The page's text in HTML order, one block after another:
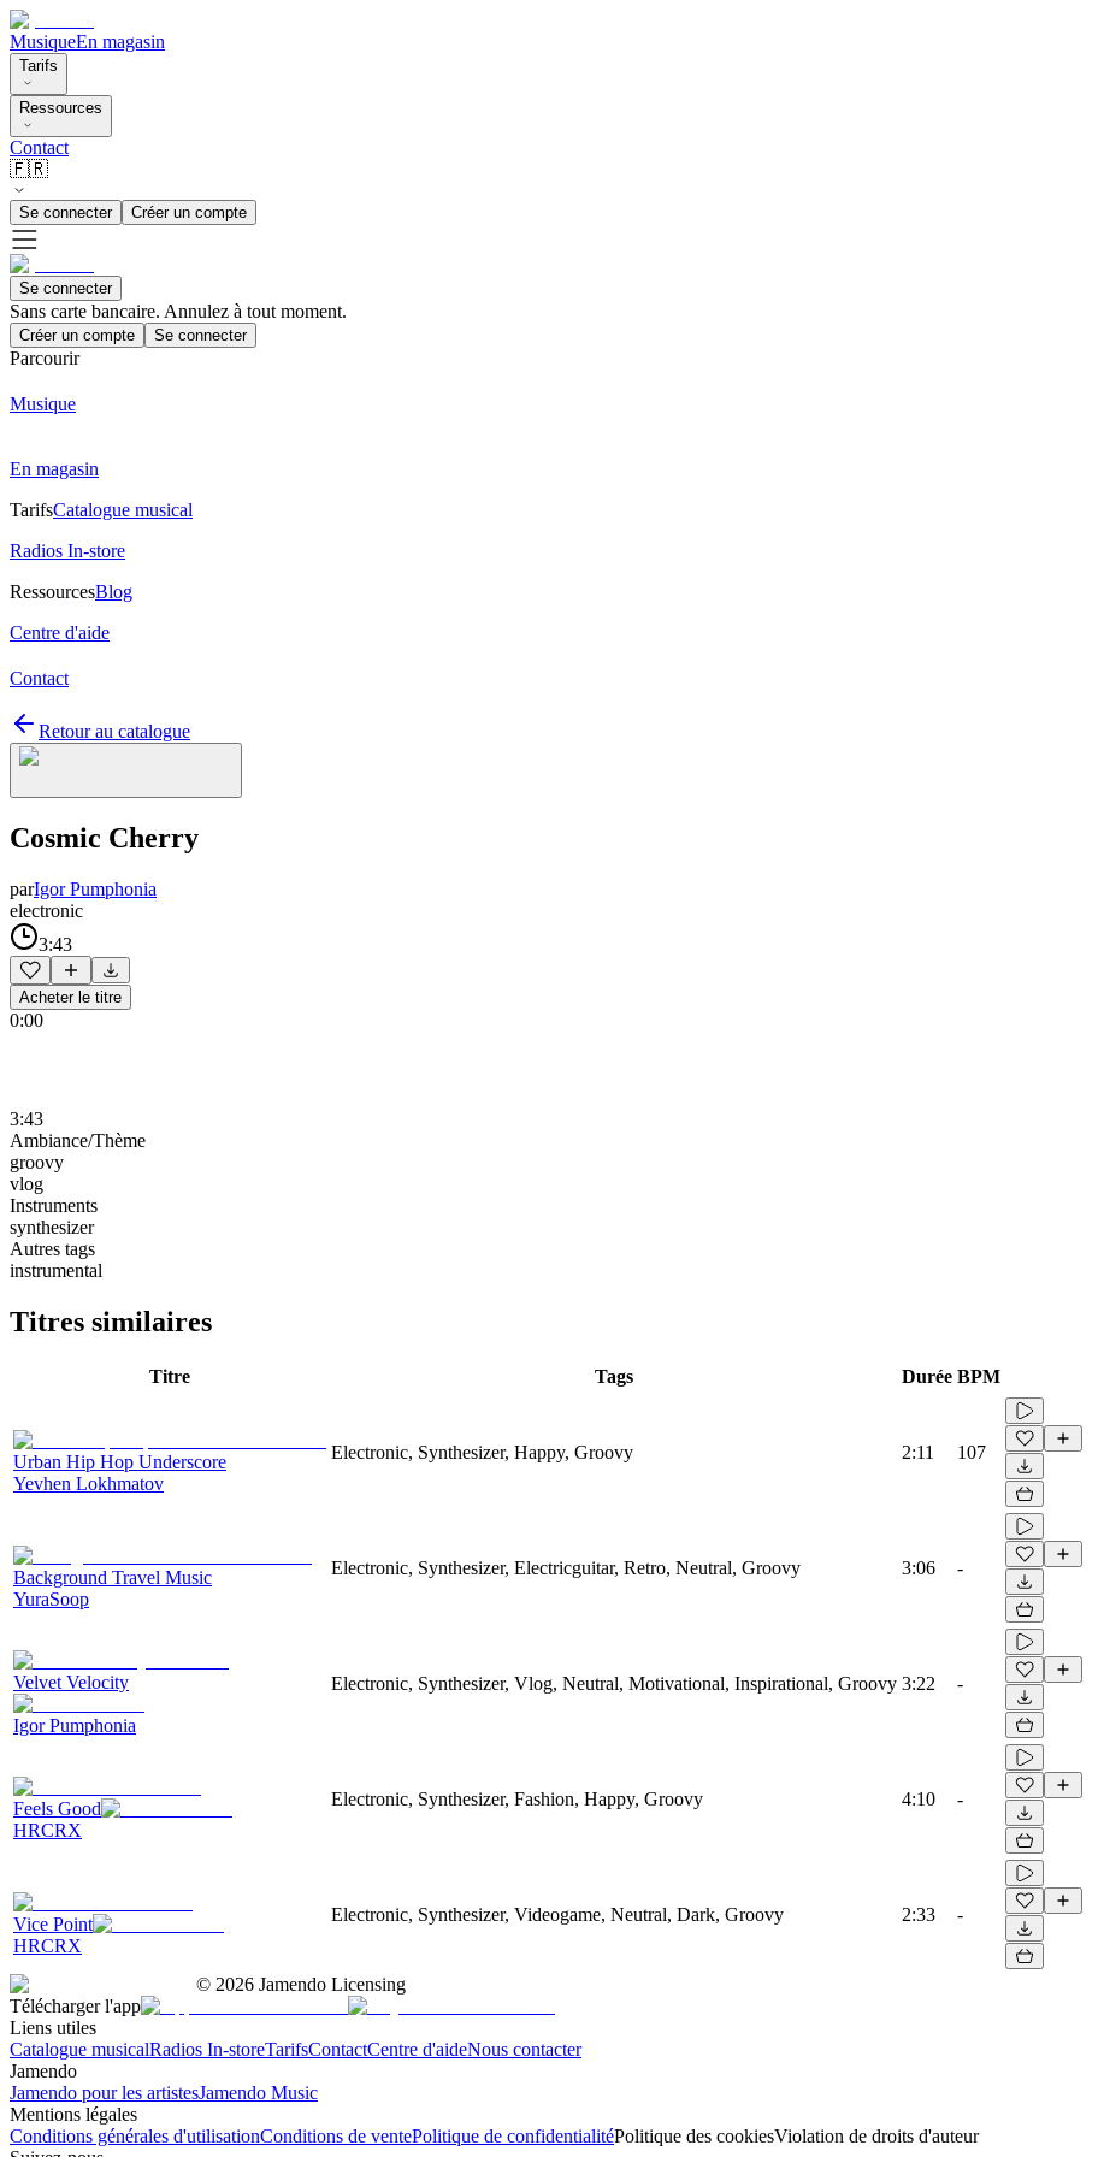
MusiqueEn magasin
Tarifs
Ressources
Contact
🇫🇷
Se connecter Créer un compte
Se connecter
Sans carte bancaire. Annulez à tout moment.
Créer un compte Se connecter
Parcourir
Musique
En magasin
TarifsCatalogue musical
Radios In-store
RessourcesBlog
Centre d'aide
Contact
Retour au catalogue
Cosmic Cherry
parIgor Pumphonia
electronic
3:43
Acheter le titre
0:00
3:43
Ambiance/Thème
groovy
vlog
Instruments
synthesizer
Autres tags
instrumental
Titres similaires
Titre Tags Durée BPM
Urban Hip Hop Underscore
Yevhen Lokhmatov
Electronic, Synthesizer, Happy, Groovy 2:11 107
Background Travel Music
YuraSoop
Electronic, Synthesizer, Electricguitar, Retro, Neutral, Groovy 3:06 -
Velvet Velocity
Igor Pumphonia
Electronic, Synthesizer, Vlog, Neutral, Motivational, Inspirational, Groovy 3:22 -
Feels Good
HRCRX
Electronic, Synthesizer, Fashion, Happy, Groovy 4:10 -
Vice Point
HRCRX
Electronic, Synthesizer, Videogame, Neutral, Dark, Groovy 2:33 -
© 2026 Jamendo Licensing
Télécharger l'app
Liens utiles
Catalogue musicalRadios In-storeTarifsContactCentre d'aideNous contacter
Jamendo
Jamendo pour les artistesJamendo Music
Mentions légales
Conditions générales d'utilisationConditions de ventePolitique de confidentialitéPolitique des cookiesViolation de droits d'auteur